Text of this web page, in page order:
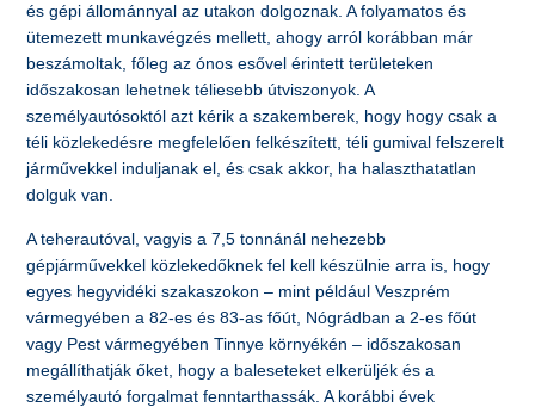
és gépi állománnyal az utakon dolgoznak. A folyamatos és
ütemezett munkavégzés mellett, ahogy arról korábban már
beszámoltak, főleg az ónos esővel érintett területeken
időszakosan lehetnek téliesebb útviszonyok. A
személyautósoktól azt kérik a szakemberek, hogy hogy csak a
téli közlekedésre megfelelően felkészített, téli gumival felszerelt
járművekkel induljanak el, és csak akkor, ha halaszthatatlan
dolguk van.
A teherautóval, vagyis a 7,5 tonnánál nehezebb
gépjárművekkel közlekedőknek fel kell készülnie arra is, hogy
egyes hegyvidéki szakaszokon – mint például Veszprém
vármegyében a 82-es és 83-as főút, Nógrádban a 2-es főút
vagy Pest vármegyében Tinnye környékén – időszakosan
megállíthatják őket, hogy a baleseteket elkerüljék és a
személyautó forgalmat fenntarthassák. A korábbi évek